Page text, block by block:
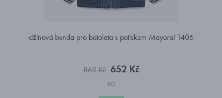
džínová bunda pro batolata s potiskem Mayoral 1406
869 Kč 652 Kč
80